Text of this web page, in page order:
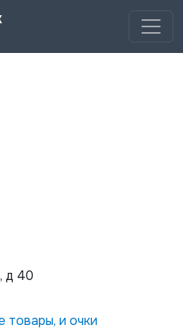
д 40
товары, и очки